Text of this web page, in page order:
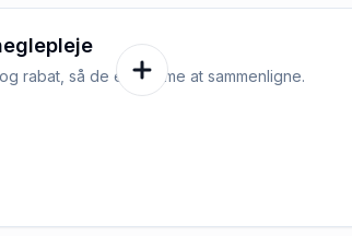
rabat, så de er nemme at sammenligne.